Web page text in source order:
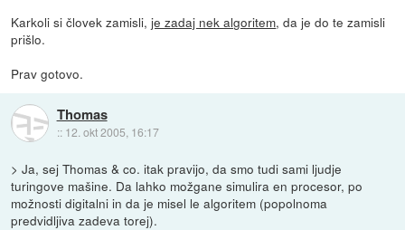
Karkoli si človek zamisli,je zadaj nek algoritem, da je do te zamisli
prišlo.
Prav gotovo.
Thomas
:: 12. okt 2005, 16:17
> Ja, sej Thomas & co. itak pravijo, da smo tudi sami ljudje
turingove mašine. Da lahko možgane simulira en procesor, po
možnosti digitalni in da je misel le algoritem (popolnoma
predvidljiva zadeva torej).